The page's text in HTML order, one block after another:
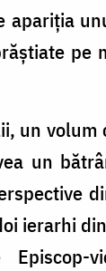
apariția
pe
un volum
un
ierarhi